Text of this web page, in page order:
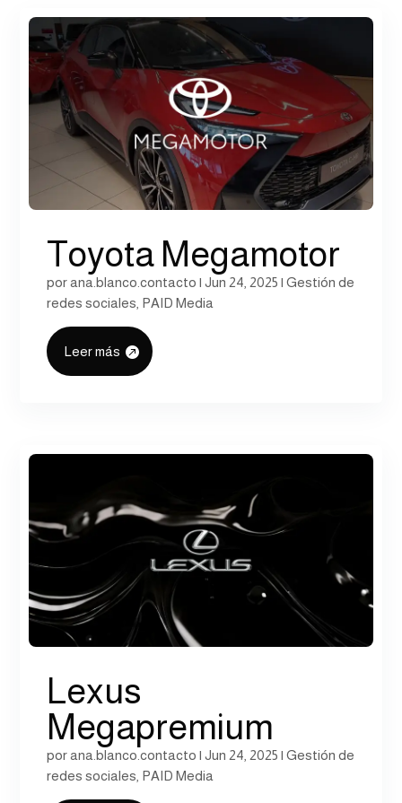
Toyota Megamotor
porana.blanco.contacto |Jun 24, 2025 |Gestión de
redes sociales PAID Media
Leer más
Lexus
Megapremium
porana.blanco.contacto |Jun 24, 2025 |Gestión de
redes sociales PAID Media